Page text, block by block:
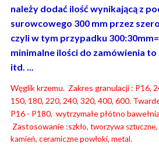
należy dodać ilość wynikającą z
surowcowego 300 mm przez
czyli w tym przypadku
minimalne ilości do zamówienia to
itd. ...
Węglik krzemu. Zakres granulacji : P16,
150, 180, 220, 240, 320, 400, 600.
P16 - P180, wytrzymałe płótno
Zastosowanie :szkło, tworzywa
kamień, ceramiczne powłoki, metal.